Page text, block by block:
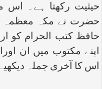
حیثیت رکھتا ہے۔ اس
حضرت نے مکہ معظمہ
حافظ کتب الحرام کو
اپنے مکتوب میں ان
اس کا آخری جملہ